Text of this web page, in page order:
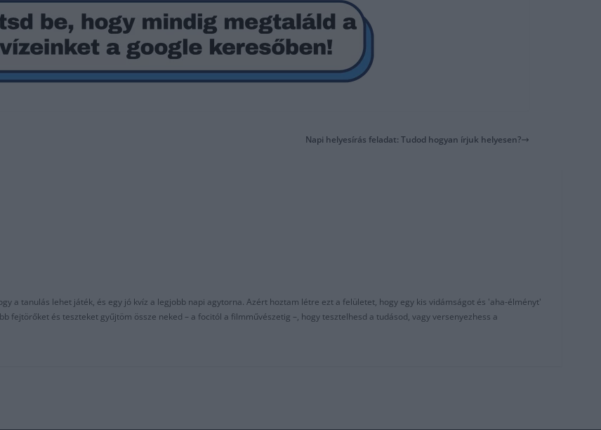
Napi helyesírás feladat: Tudod hogyan írjuk helyesen?
a tanulás lehet játék, és egy jó kvíz a legjobb napi agytorna. Azért hoztam létre ezt a felületet, hogy egy kis vidámságot és 'aha-élményt'
fejtörőket és teszteket gyűjtöm össze neked – a focitól a filmművészetig –, hogy tesztelhesd a tudásod, vagy versenyezhess a